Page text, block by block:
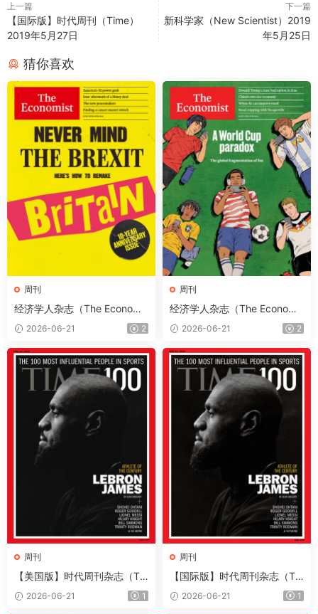
上一篇
【国际版】时代周刊（Time）
2019年5月27日
下一篇
新科学家（New Scientist）2019
年5月25日
猜你喜欢
周刊
经济学人杂志（The Economis
t）2026年6月20日（PDF版
+音频+Kindle版）
2026-06-21 2
周刊
经济学人杂志（The Economis
t）2026年6月13日（PDF版
+音频+Kindle版）
2026-06-21 2
周刊
【美国版】时代周刊杂志（Ti
me）2026年6月22日
2026-06-21 1
周刊
【国际版】时代周刊杂志（Ti
me）2026年6月22日
2026-06-21 1